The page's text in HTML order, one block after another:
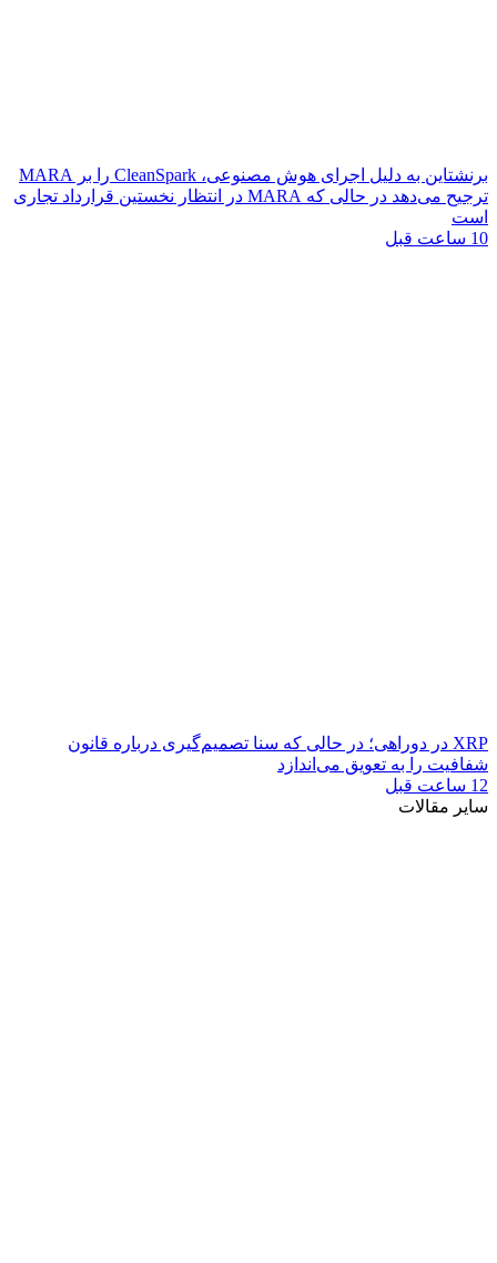
برنشتاین به دلیل اجرای هوش مصنوعی، CleanSpark را بر MARA
ترجیح می‌دهد در حالی که MARA در انتظار نخستین قرارداد تجاری
است
10 ساعت قبل
XRP در دوراهی؛ در حالی که سنا تصمیم‌گیری درباره قانون
شفافیت را به تعویق می‌اندازد
12 ساعت قبل
سایر مقالات